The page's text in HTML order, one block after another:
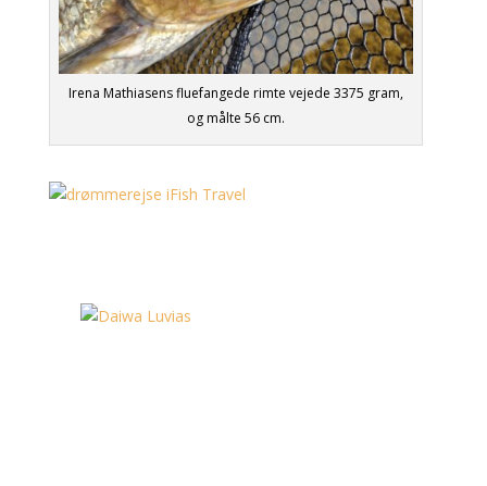
Irena Mathiasens fluefangede rimte vejede 3375 gram,
og målte 56 cm.